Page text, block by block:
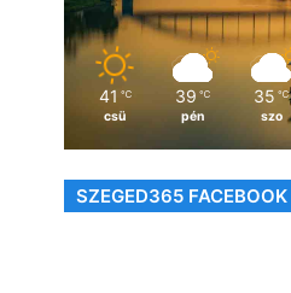
41 ℃
csü
39 ℃
pén
35 ℃
szo
SZEGED365 FACEBOOK